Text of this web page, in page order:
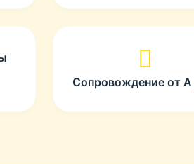
Сопровождение от А